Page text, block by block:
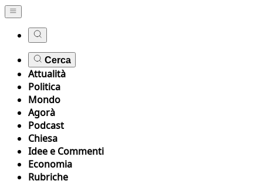
Cerca
Attualità
Politica
Mondo
Agorà
Podcast
Chiesa
Idee e Commenti
Economia
Rubriche